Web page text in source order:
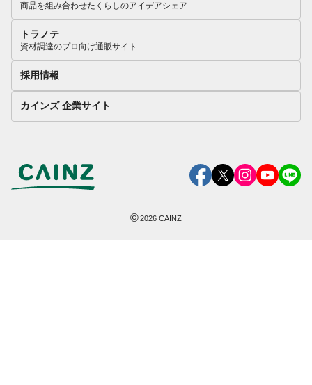
商品を組み合わせたくらしのアイデアシェア
トラノテ
資材調達のプロ向け通販サイト
採用情報
カインズ 企業サイト
©2026 CAINZ